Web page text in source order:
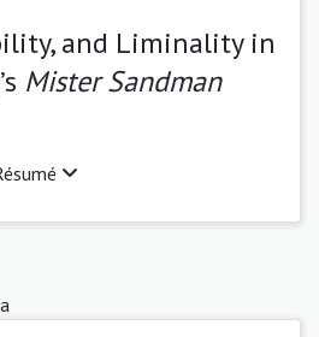
and Liminality in
Mister Sandman